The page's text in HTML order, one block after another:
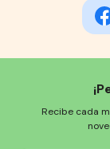
Recibe cada